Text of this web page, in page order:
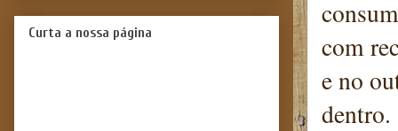
com
e no
dentro.
Curta a nossa página